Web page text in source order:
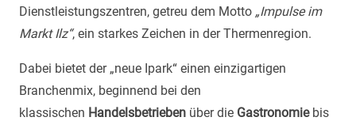
Dienstleistungszentren, getreu dem Motto „Impulse im
Markt Ilz“, ein starkes Zeichen in der Thermenregion.
Dabei bietet der „neue Ipark“ einen einzigartigen
Branchenmix, beginnend bei den
klassischen Handelsbetrieben über die Gastronomie bis